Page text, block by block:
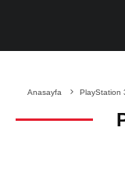
Anasayfa PlayStation